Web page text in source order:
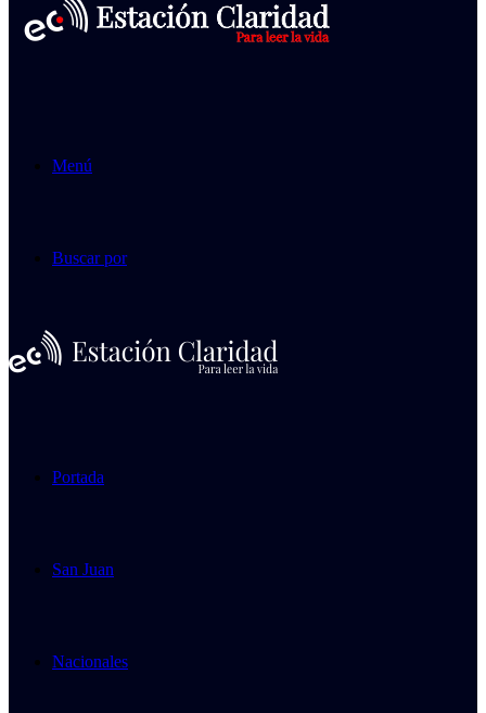
Menú
Buscar por
Portada
San Juan
Nacionales